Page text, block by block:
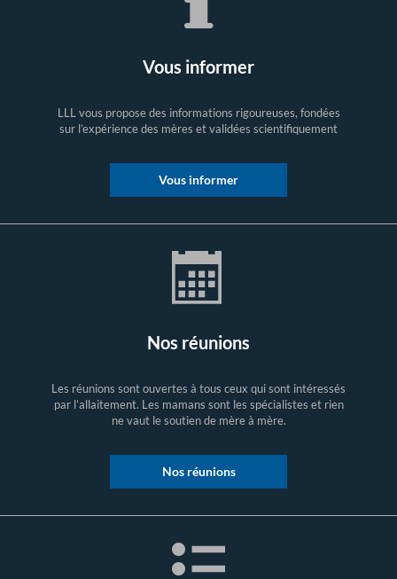
Vous informer
LLL vous propose des informations rigoureuses, fondées
sur l’expérience des mères et validées scientifiquement
Vous informer
Nos réunions
Les réunions sont ouvertes à tous ceux qui sont intéressés
par l’allaitement. Les mamans sont les spécialistes et rien
ne vaut le soutien de mère à mère.
Nos réunions